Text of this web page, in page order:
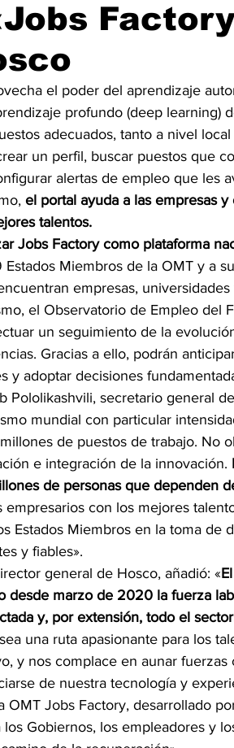
el poder del aprendizaje
profundo (deep learning)
adecuados, tanto a nivel
un perfil, buscar puestos que
alertas de empleo que les
el portal ayuda a las empresas
talentos.
Jobs Factory como plataforma
Estados Miembros de la OMT y a
empresas,
el Observatorio de Empleo del
un seguimiento de la
Gracias a ello, podrán
y adoptar decisiones
Pololikashvili, secretario general
mundial con particular
de puestos de trabajo. No
e integración de la innovación.
de personas que dependen
empresarios con los mejores
Estados Miembros en la toma de
y fiables».
general de Hosco, añadió: «
desde marzo de 2020 la fuerza
y, por extensión, todo el
una ruta apasionante para los
y nos complace en aunar
de nuestra tecnología y
OMT Jobs Factory, desarrollado
Gobiernos, los empleadores y